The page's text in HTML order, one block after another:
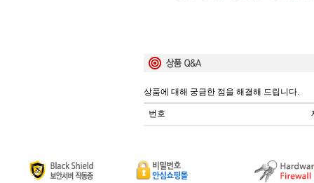
상품에 대해 궁금한 점을 해결해 드립니다.
번호